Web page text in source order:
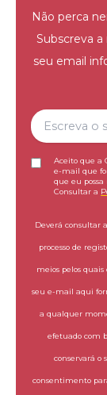
Não perca
Subscreva
seu email
Aceito que a
e-mail que
que eu possa
Consultar a
Deverá consultar
processo de
meios pelos
seu e-mail aqui
a qualquer
efetuado com
conservará o
consentimento